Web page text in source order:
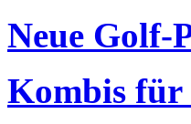
Neue Golf-
Kombis